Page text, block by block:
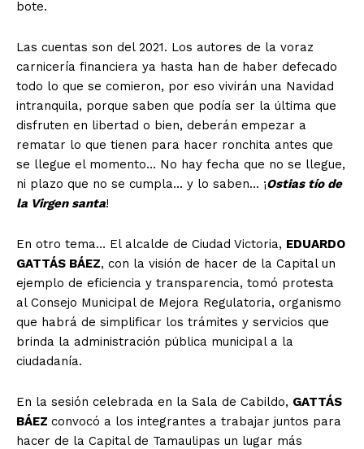
bote.
Las cuentas son del 2021. Los autores de la voraz
carnicería financiera ya hasta han de haber defecado
todo lo que se comieron, por eso vivirán una Navidad
intranquila, porque saben que podía ser la última que
disfruten en libertad o bien, deberán empezar a
rematar lo que tienen para hacer ronchita antes que
se llegue el momento… No hay fecha que no se llegue,
ni plazo que no se cumpla… y lo saben… ¡Ostias tío de
la Virgen santa!
En otro tema… El alcalde de Ciudad Victoria, EDUARDO
GATTÁS BÁEZ, con la visión de hacer de la Capital un
ejemplo de eficiencia y transparencia, tomó protesta
al Consejo Municipal de Mejora Regulatoria, organismo
que habrá de simplificar los trámites y servicios que
brinda la administración pública municipal a la
ciudadanía.
En la sesión celebrada en la Sala de Cabildo, GATTÁS
BÁEZ convocó a los integrantes a trabajar juntos para
hacer de la Capital de Tamaulipas un lugar más